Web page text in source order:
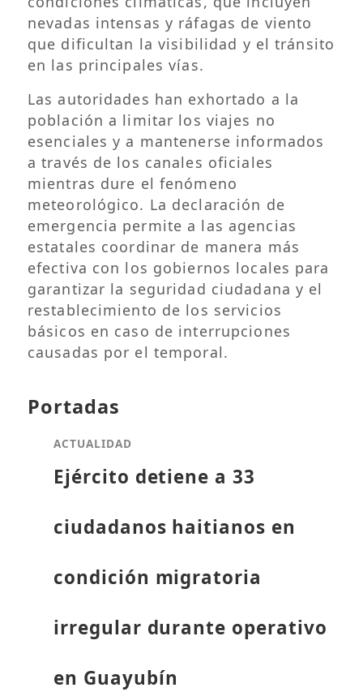
nevadas intensas y ráfagas de viento
que dificultan la visibilidad y el tránsito
en las principales vías.
Las autoridades han exhortado a la
población a limitar los viajes no
esenciales y a mantenerse informados
a través de los canales oficiales
mientras dure el fenómeno
meteorológico. La declaración de
emergencia permite a las agencias
estatales coordinar de manera más
efectiva con los gobiernos locales para
garantizar la seguridad ciudadana y el
restablecimiento de los servicios
básicos en caso de interrupciones
causadas por el temporal.
Portadas
ACTUALIDAD
Ejército detiene a 33
ciudadanos haitianos en
condición migratoria
irregular durante operativo
en Guayubín